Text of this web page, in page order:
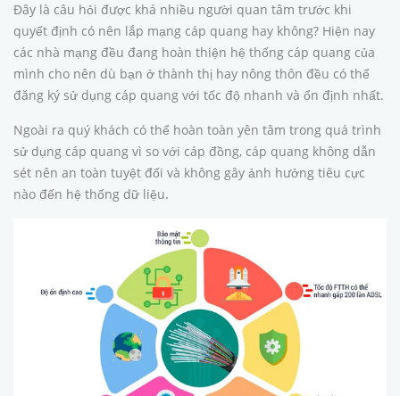
Đây là câu hỏi được khá nhiều người quan tâm trước khi
quyết định có nên lắp mạng cáp quang hay không? Hiện nay
các nhà mạng đều đang hoàn thiện hệ thống cáp quang của
mình cho nên dù bạn ở thành thị hay nông thôn đều có thể
đăng ký sử dụng cáp quang với tốc độ nhanh và ổn định nhất.
Ngoài ra quý khách có thể hoàn toàn yên tâm trong quá trình
sử dụng cáp quang vì so với cáp đồng, cáp quang không dẫn
sét nên an toàn tuyệt đối và không gây ảnh hưởng tiêu cực
nào đến hệ thống dữ liệu.